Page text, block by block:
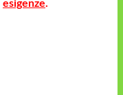
esigenze.